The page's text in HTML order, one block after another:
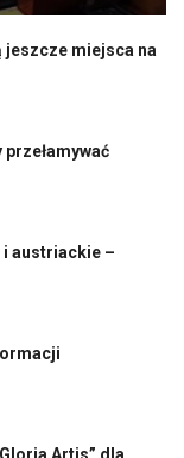
jeszcze miejsca na
austriackie –